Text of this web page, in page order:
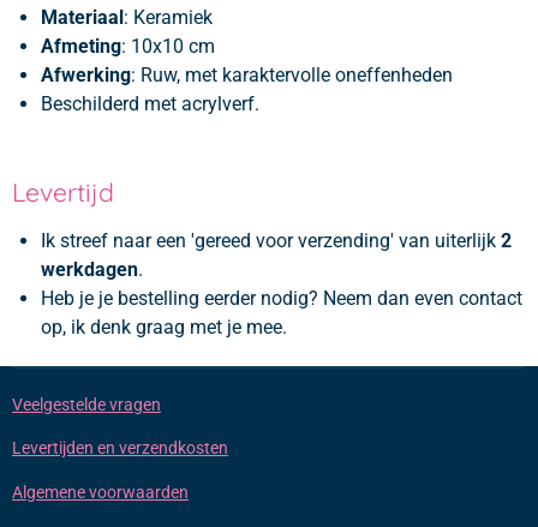
Materiaal: Keramiek
Afmeting: 10x10 cm
Afwerking: Ruw, met karaktervolle oneffenheden
Beschilderd met acrylverf.
Levertijd
Ik streef naar een 'gereed voor verzending' van uiterlijk 2
werkdagen.
Heb je je bestelling eerder nodig? Neem dan even contact
op, ik denk graag met je mee.
Veelgestelde vragen
Levertijden en verzendkosten
Algemene voorwaarden